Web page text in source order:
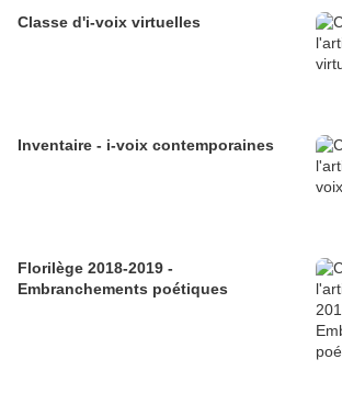
Classe d'i-voix virtuelles
Inventaire - i-voix contemporaines
Florilège 2018-2019 -
Embranchements poétiques